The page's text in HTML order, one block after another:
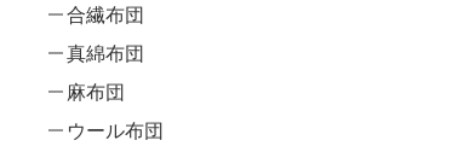
合繊布団
真綿布団
麻布団
ウール布団